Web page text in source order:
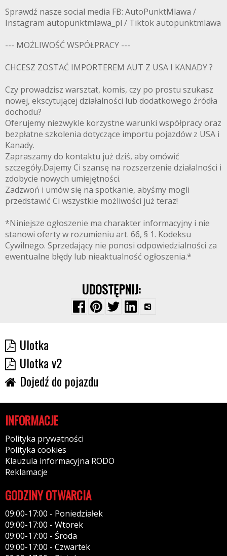
Sprawdź nasze social media FB: AutoPunktMlawa /
Instagram autopunktmlawa_pl / Tiktok autopunktmlawa
--- MOŻLIWOŚĆ WSPÓŁPRACY ---
CHCESZ ZOSTAĆ IMPORTEREM AUT Z USA I KANADY ?
Czy prowadzisz warsztat, komis, czy po prostu szukasz
nowej, ekscytującej działalności lub dodatkowego źródła
dochodu?
Oferujemy niezwykle korzystne warunki współpracy oraz
bezpłatne szkolenia dotyczące importu pojazdów z USA i
Kanady.
Zapraszamy do kontaktu już dziś, aby omówić
szczegóły.Dajemy Ci szansę na rozszerzenie działalności i
zdobycie nowych umiejętności.
Zadzwoń i umów się na spotkanie, abyśmy mogli
przedstawić Ci wszystkie możliwości już teraz!
*Niniejsze ogłoszenie ma charakter informacyjny i nie
stanowi oferty w rozumieniu art. 66, § 1. Kodeksu
Cywilnego. Sprzedający nie ponosi odpowiedzialności za
ewentualne błędy lub nieaktualność ogłoszenia.*
UDOSTĘPNIJ:
Ulotka
Ulotka v2
Dojedź do pojazdu
INFORMACJE
Polityka prywatności
Polityka cookies
Klauzula informacyjna RODO
Reklamacje
GODZINY OTWARCIA
09:00-17:00 - Poniedziałek
09:00-17:00 - Wtorek
09:00-17:00 - Środa
09:00-17:00 - Czwartek